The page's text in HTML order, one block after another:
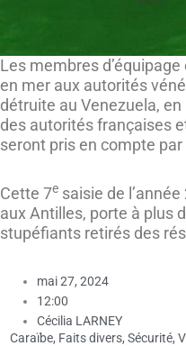
Les membres
en mer aux autorités
détruite au Venezuela,
des autorités françaises
seront pris en compte
Cette 7e saisie de
aux Antilles, porte à plus
stupéfiants retirés des
mai 27, 2024
12:00
Cécilia LARNEY
Caraïbe, Faits divers, Sécurité,